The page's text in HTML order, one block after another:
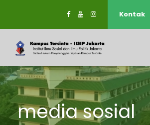
Kontak
media sosial